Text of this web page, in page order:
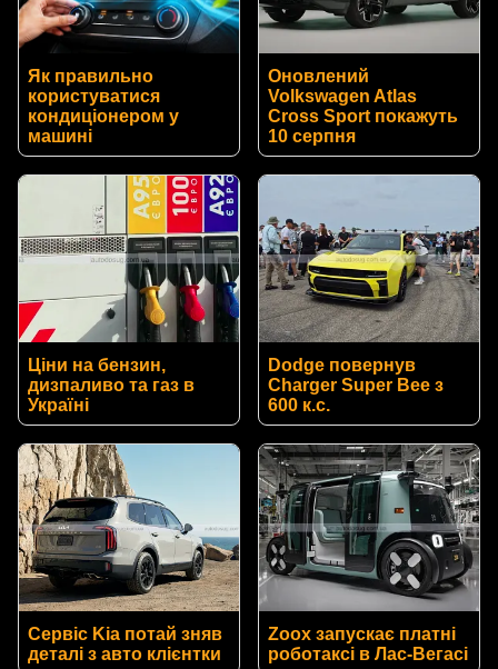
Як правильно
користуватися
кондиціонером у
машині
Оновлений
Volkswagen Atlas
Cross Sport покажуть
10 серпня
Ціни на бензин,
дизпаливо та газ в
Україні
Dodge повернув
Charger Super Bee з
600 к.с.
Сервіс Kia потай зняв
деталі з авто клієнтки
Zoox запускає платні
роботаксі в Лас-Вегасі